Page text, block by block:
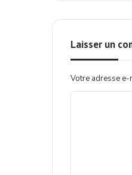
Laisser un
Votre adresse e-